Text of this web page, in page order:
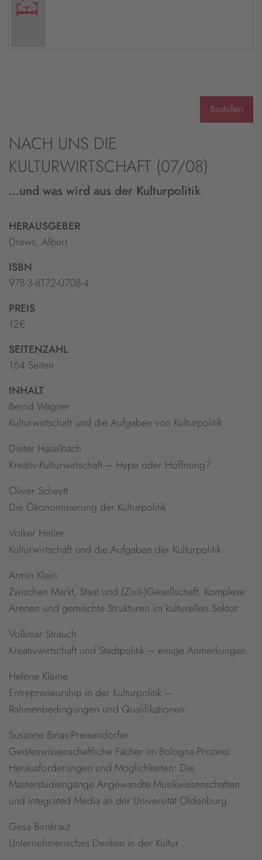
Bestellen
NACH UNS DIE
KULTURWIRTSCHAFT (07/08)
...und was wird aus der Kulturpolitik
HERAUSGEBER
Drews, Albert
ISBN
978-3-8172-0708-4
PREIS
12€
SEITENZAHL
164 Seiten
INHALT
Bernd Wagner
Kulturwirtschaft und die Aufgaben von Kulturpolitik
Dieter Haselbach
Kreativ-Kulturwirtschaft – Hype oder Hoffnung?
Oliver Scheytt
Die Ökonomisierung der Kulturpolitik
Volker Heller
Kulturwirtschaft und die Aufgaben der Kulturpolitik
Armin Klein
Zwischen Markt, Staat und (Zivil-)Gesellschaft. Komplexe
Arenen und gemischte Strukturen im kulturellen Sektor
Volkmar Strauch
Kreativwirtschaft und Stadtpolitik – einige Anmerkungen
Helene Kleine
Entrepreneurship in der Kulturpolitik –
Rahmenbedingungen und Qualifikationen
Susanne Binas-Preisendörfer
Geisteswissenschaftliche Fächer im Bologna-Prozess
Herausforderungen und Möglichkeiten: Die
Masterstudiengänge Angewandte Musikwissenschaften
und Integrated Media an der Universität Oldenburg
Gesa Birnkraut
Unternehmerisches Denken in der Kultur